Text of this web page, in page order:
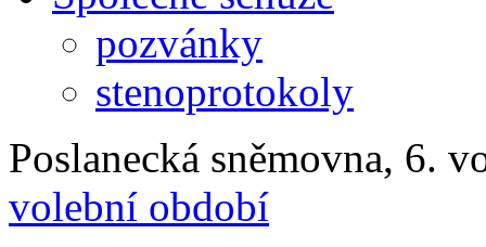
pozvánky
stenoprotokoly
Poslanecká sněmovna, 6.
volební období